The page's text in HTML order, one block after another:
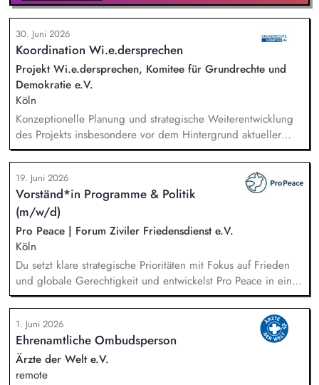
30. Juni 2026
Koordination Wi.e.dersprechen
Projekt Wi.e.dersprechen, Komitee für Grundrechte und
Demokratie e.V.
Köln
Konzeptionelle Planung und strategische Weiterentwicklung
des Projekts insbesondere vor dem Hintergrund aktueller
politischer Entwicklungen in den Projektregionen,
Öffentlichkeitsarbeit Print und web in Deutsch und Englisch,
Vertretung des Projekts bei Vorträgen, Netzwerk- u.
Fundraisingveranstaltungen, Weiterentwicklung des
Privatspendenfundraisings, regelmäßige Kommunikation mit
und das Gewinnen von (neuen) Spender*innen, Organisation
und Begleitung der etwa jährlich stattfindenden
Dialogseminare.
19. Juni 2026
Vorständ*in Programme & Politik
(m/w/d)
Pro Peace | Forum Ziviler Friedensdienst e.V.
Köln
Du setzt klare strategische Prioritäten mit Fokus auf Frieden
und globale Gerechtigkeit und entwickelst Pro Peace in einer
Phase der Neuausrichtung zukunftsfähig weiter. Du steuerst
die Programme im In- und Ausland, die Kommunikation und
die Akademie für Konflikttransformation und entwickelst den
methodischen Ansatz gemeinsam mit den Fachbereichen
kontinuierlich weiter. Du sicherst und diversifizierst
Einnahmen und verantwortest das strategische Fundraising.
1. Juni 2026
Ehrenamtliche Ombudsperson
Ärzte der Welt e.V.
remote